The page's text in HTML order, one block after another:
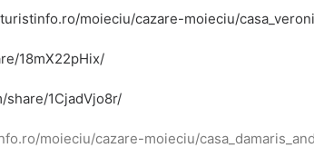
moieciu/cazare-moieciu/
18mX22pHix/
share/1CjadVjo8r/
moieciu/cazare-moieciu/